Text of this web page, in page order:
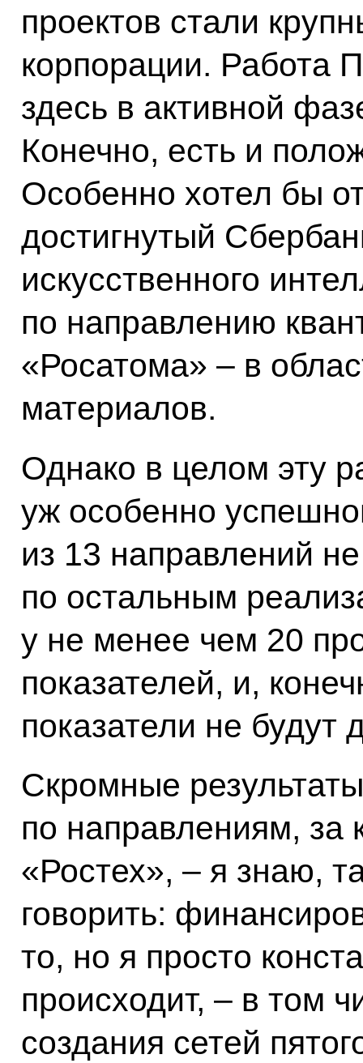
проектов стали
корпорации. Работа
здесь в активной
Конечно, есть и
Особенно хотел бы
достигнутый
искусственного
по направлению
«Росатома» – в
материалов.
Однако в целом эту
уж особенно
из 13 направлений
по остальным
у не менее чем 20
показателей, и,
показатели не будут
Скромные
по направлениям, за
«Ростех», – я знаю,
говорить:
то, но я просто
происходит, – в том
создания сетей